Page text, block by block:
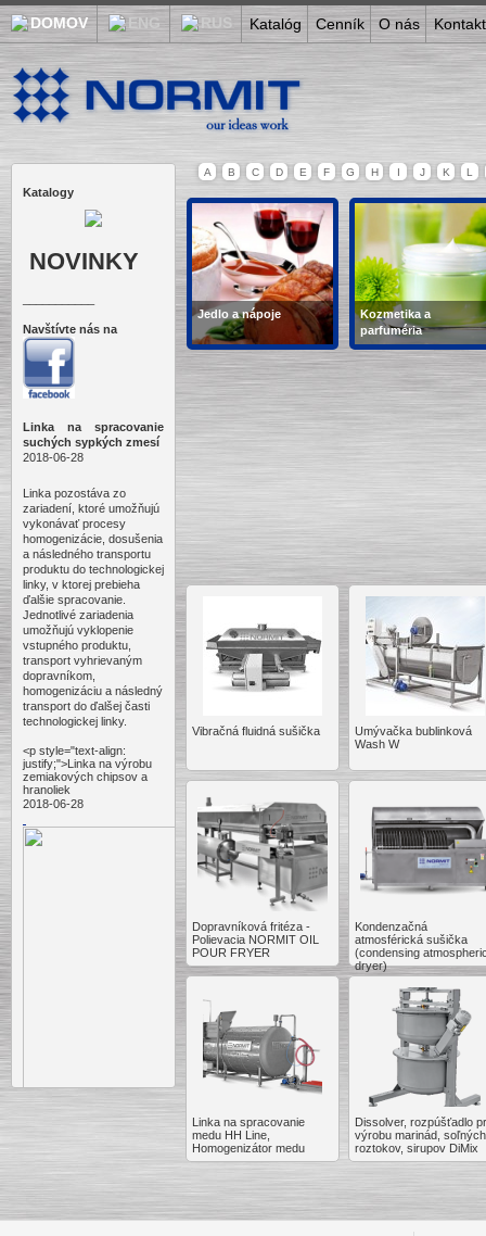
Katalóg Cenník O nás
Katalogy
NOVINKY
Navštívte nás na
Linka na spracovanie
suchých sypkých zmesí
2018-06-28
Linka pozostáva zo
zariadení, ktoré umožňujú
vykonávať procesy
homogenizácie, dosušenia
a následného transportu
produktu do technologickej
linky, v ktorej prebieha
ďalšie spracovanie.
Jednotlivé zariadenia
umožňujú vyklopenie
vstupného produktu,
transport vyhrievaným
dopravníkom,
homogenizáciu a následný
transport do ďalšej časti
technologickej linky.
<p style="text-align:
justify;">Linka na výrobu
zemiakových chipsov a
hranoliek
2018-06-28
Linka zabezpečuje
zemiakov na chipsy alebo
A B C D E F G H I J K L
Jedlo a nápoje
Víno, príprava jedla,
cukrovinky,...
Kozmetika a
parfuméria
vody, kozmetika, farby
na vlasy, mydlá, zubné
pasty, krémy, šampóny,
Vibračná fluidná sušička
Umývačka bublinková
Wash W
Dopravníková fritéza -
Polievacia NORMIT OIL
POUR FRYER
Kondenzačná
atmosférická sušička
(condensing
dryer)
Linka na spracovanie
medu HH Line,
Homogenizátor medu
Dissolver, rozpúšťadlo
výrobu marinád, soľných
roztokov, sirupov DiMix